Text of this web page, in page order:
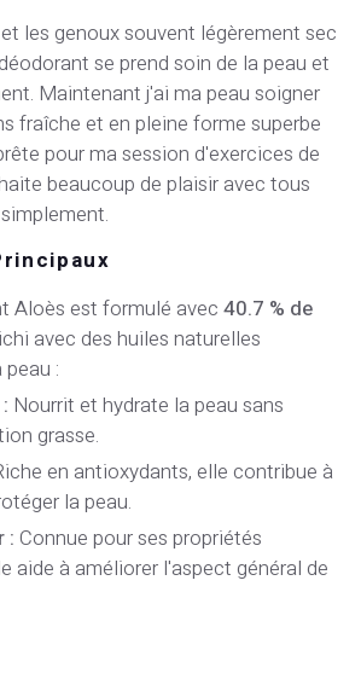
les genoux souvent légèrement sec
se prend soin de la peau et
Maintenant j'ai ma peau soigner
fraîche et en pleine forme superbe
pour ma session d'exercices de
beaucoup de plaisir avec tous
Aloès est formulé avec40.7 % de
avec des huiles naturelles
:
Nourrit et hydrate la peau sans
grasse.
en antioxydants, elle contribue à
la peau.
: Connue pour ses propriétés
aide à améliorer l'aspect général de